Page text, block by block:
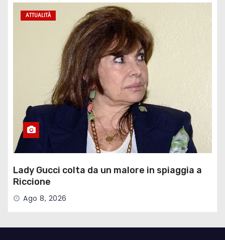
ATTUALITÀ
Lady Gucci colta da un malore in spiaggia a
Riccione
Ago 8, 2026